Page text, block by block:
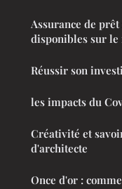
Assurance de
disponibles sur le
Réussir son
les impacts du
Créativité et
d'architecte
Once d'or :